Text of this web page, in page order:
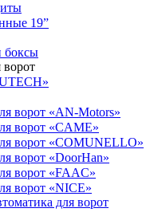
19”
боксы
ворот «AN-Motors»
ворот «CAME»
ворот «COMUNELLO»
ворот «DoorHan»
ворот «FAAC»
ворот «NICE»
для ворот